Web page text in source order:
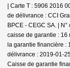
| Carte T : 5906 2016
de délivrance : CCI
BPCE - CEGC SA. |
caisse de garantie : 16
la garantie financière :
délivrance : 2019-01-
Caisse de garantie